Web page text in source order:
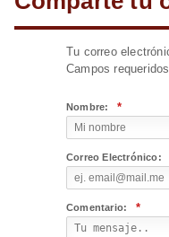
Tu correo
Campos requeridos
Nombre: *
Correo Electrónico:
Comentario: *